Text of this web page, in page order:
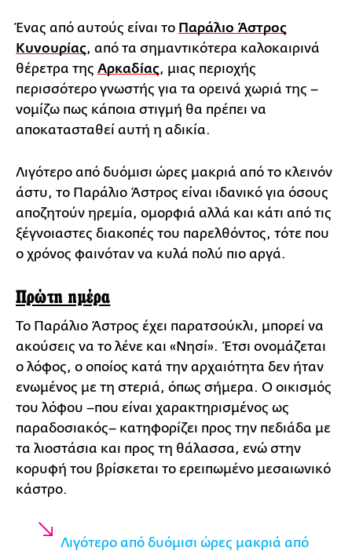
Ένας από αυτούς είναι το Παράλιο Άστρος
Κυνουρίας, από τα σημαντικότερα καλοκαιρινά
θέρετρα της Αρκαδίας, μιας περιοχής
περισσότερο γνωστής για τα ορεινά χωριά της –
νομίζω πως κάποια στιγμή θα πρέπει να
αποκατασταθεί αυτή η αδικία.
Λιγότερο από δυόμισι ώρες μακριά από το κλεινόν
άστυ, το Παράλιο Άστρος είναι ιδανικό για όσους
αποζητούν ηρεμία, ομορφιά αλλά και κάτι από τις
ξέγνοιαστες διακοπές του παρελθόντος, τότε που
ο χρόνος φαινόταν να κυλά πολύ πιο αργά.
Πρώτη ημέρα
Το Παράλιο Άστρος έχει παρατσούκλι, μπορεί να
ακούσεις να το λένε και «Νησί». Έτσι ονομάζεται
ο λόφος, ο οποίος κατά την αρχαιότητα δεν ήταν
ενωμένος με τη στεριά, όπως σήμερα. Ο οικισμός
του λόφου –που είναι χαρακτηρισμένος ως
παραδοσιακός– κατηφορίζει προς την πεδιάδα με
τα λιοστάσια και προς τη θάλασσα, ενώ στην
κορυφή του βρίσκεται το ερειπωμένο μεσαιωνικό
κάστρο.
Λιγότερο από δυόμισι ώρες μακριά από